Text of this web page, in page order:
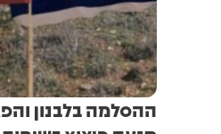
ההסלמה בלבנון